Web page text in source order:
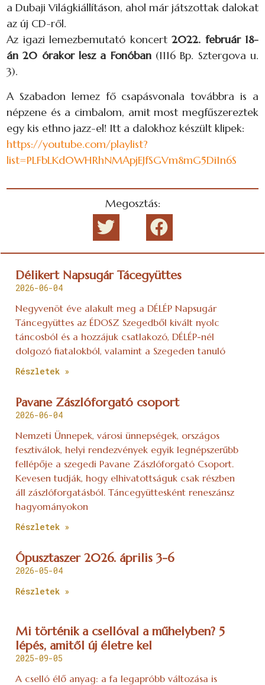
a Dubaji Világkiállításon, ahol már játszottak dalokat
az új CD-ről.
Az igazi lemezbemutató koncert 2022. február 18-
án 20 órakor lesz a Fonóban(1116 Bp. Sztergova u.
3).
A Szabadon lemez fő csapásvonala továbbra is a
népzene és a cimbalom, amit most megfűszereztek
egy kis ethno jazz-el! Itt a dalokhoz készült klipek:
https://youtube.com/playlist?
list=PLFbLKd0WHRhNMApjEJfSGVm8mG5Di1n6S
Megosztás:
Délikert Napsugár Tácegyüttes
2026-06-04
Negyvenöt éve alakult meg a DÉLÉP Napsugár
Táncegyüttes az ÉDOSZ Szegedből kivált nyolc
táncosból és a hozzájuk csatlakozó, DÉLÉP-nél
dolgozó fiatalokból, valamint a Szegeden tanuló
Részletek »
Pavane Zászlóforgató csoport
2026-06-04
Nemzeti Ünnepek, városi ünnepségek, országos
fesztiválok, helyi rendezvények egyik legnépszerűbb
fellépője a szegedi Pavane Zászlóforgató Csoport.
Kevesen tudják, hogy elhivatottságuk csak részben
áll zászlóforgatásból. Táncegyüttesként reneszánsz
hagyományokon
Részletek »
Ópusztaszer 2026. április 3-6
2026-05-04
Részletek »
Mi történik a csellóval a műhelyben? 5
lépés, amitől új életre kel
2025-09-05
A cselló élő anyag: a fa legapróbb változása is